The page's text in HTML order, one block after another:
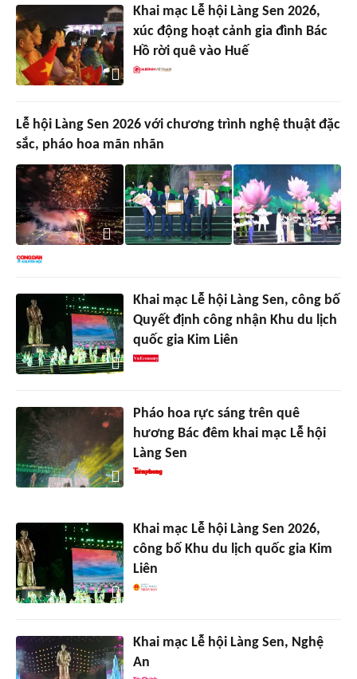
Khai mạc Lễ hội Làng Sen 2026,
xúc động hoạt cảnh gia đình Bác
Hồ rời quê vào Huế
Lễ hội Làng Sen 2026 với chương trình nghệ thuật đặc
sắc, pháo hoa mãn nhãn
Khai mạc Lễ hội Làng Sen, công bố
Quyết định công nhận Khu du lịch
quốc gia Kim Liên
Pháo hoa rực sáng trên quê
hương Bác đêm khai mạc Lễ hội
Làng Sen
Khai mạc Lễ hội Làng Sen 2026,
công bố Khu du lịch quốc gia Kim
Liên
Khai mạc Lễ hội Làng Sen, Nghệ
An